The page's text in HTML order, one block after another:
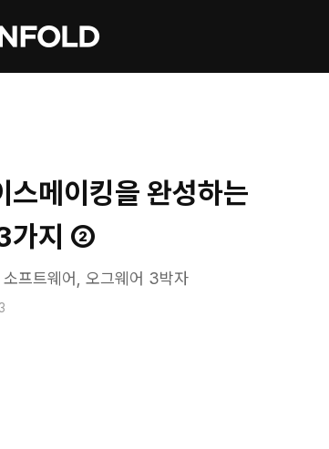
스메이킹을 완성하는
가지 ②
소프트웨어, 오그웨어 3박자